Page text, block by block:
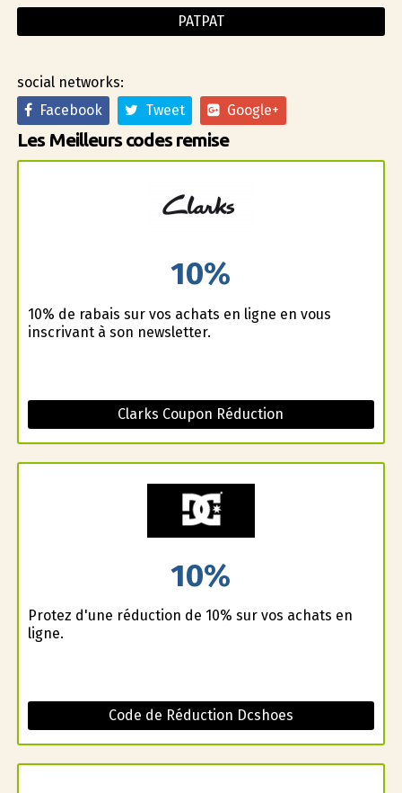
PATPAT
social networks:
Facebook
Tweet Google+
Les Meilleurs codes remise
10%
10% de rabais sur vos achats en ligne en vous
inscrivant à son newsletter.
Clarks Coupon Réduction
10%
Profitez d'une réduction de 10% sur vos achats en
ligne.
Code de Réduction Dcshoes